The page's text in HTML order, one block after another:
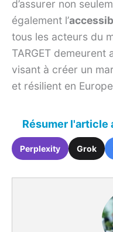
d’assurer non
également l’
tous les acteurs du
TARGET
visant à créer un
et résilient en
Résumer l'article
Perplexity Grok